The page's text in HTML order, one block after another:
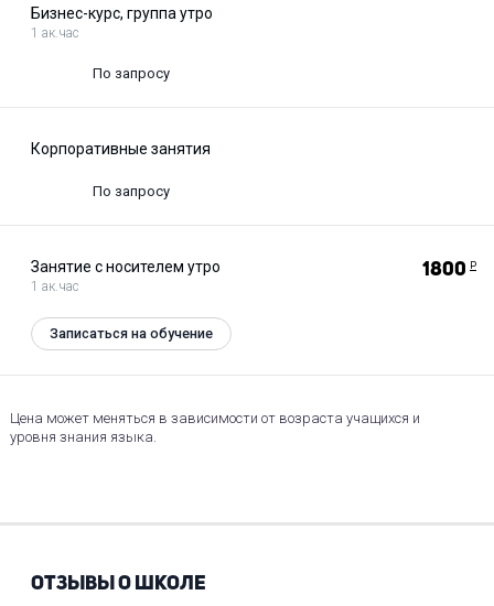
Бизнес-курс, группа утро
1 ак.час
По запросу
Корпоративные занятия
По запросу
Занятие с носителем утро
1 ак.час
1800 Р
Записаться на обучение
Цена может меняться в зависимости от возраста учащихся и
уровня знания языка.
ОТЗЫВЫ О ШКОЛЕ